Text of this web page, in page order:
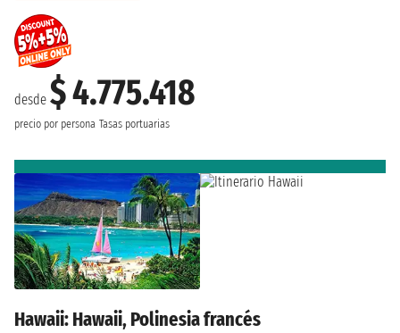
desde $ 4.775.418
precio por persona Tasas portuarias
Hawaii: Hawaii, Polinesia francés